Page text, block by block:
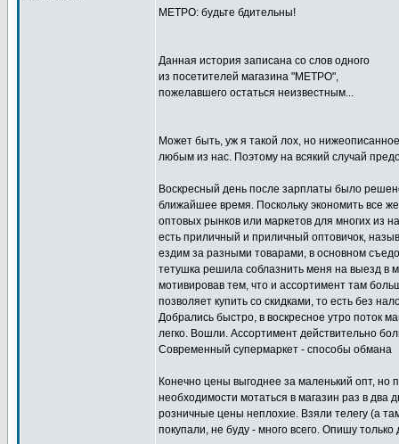
МЕТРО: будьте бдительны!
Данная история записана со слов одного
из посетителей магазина "МЕТРО",
пожелавшего остаться неизвестным...
Может быть, уж я такой лох, но
любым из нас. Поэтому на всякий случай
Воскресный день после зарплаты было
ближайшее время. Поскольку экономить все
оптовых рынков или маркетов для многих из
есть приличный и приличный оптовичок,
ездим за разными товарами, в основном
тетушка решила соблазнить меня на выезд в
мотивировав тем, что и ассортимент там
позволяет купить со скидками, то есть без
Добрались быстро, в воскресное утро поток
легко. Вошли. Ассортимент действительно
Современный супермаркет - способы обмана
Конечно цены выгоднее за маленький опт,
необходимости мотаться в магазин раз в два
розничные цены неплохие. Взяли телегу (а
покупали, не буду - много всего. Опишу